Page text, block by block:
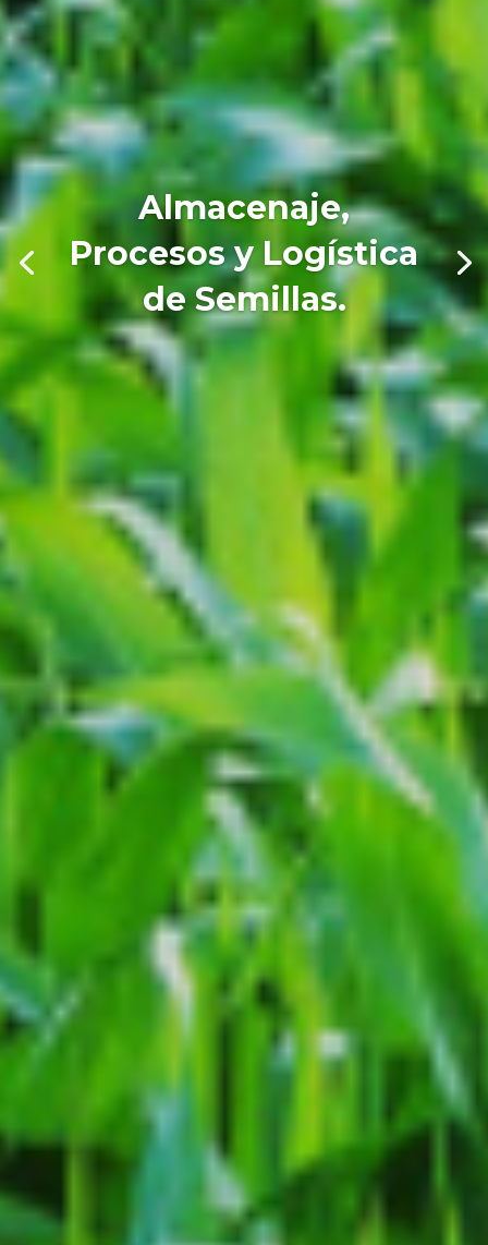
Almacenaje,
Procesos y Logística
de Semillas.